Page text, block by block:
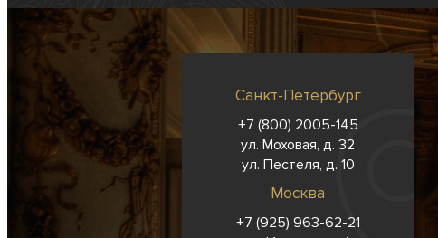
Санкт-Петербург
+7 (800) 2005-145
ул. Моховая, д. 32
ул. Пестеля, д. 10
Москва
+7 (925) 963-62-21